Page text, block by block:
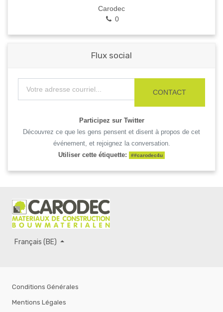
Carodec
0
Flux social
CONTACT
Participez sur Twitter
Découvrez ce que les gens pensent et disent à propos de cet
événement, et rejoignez la conversation.
Utiliser cette étiquette:
##carodec4u
Français (BE)
Conditions Générales
Mentions Légales